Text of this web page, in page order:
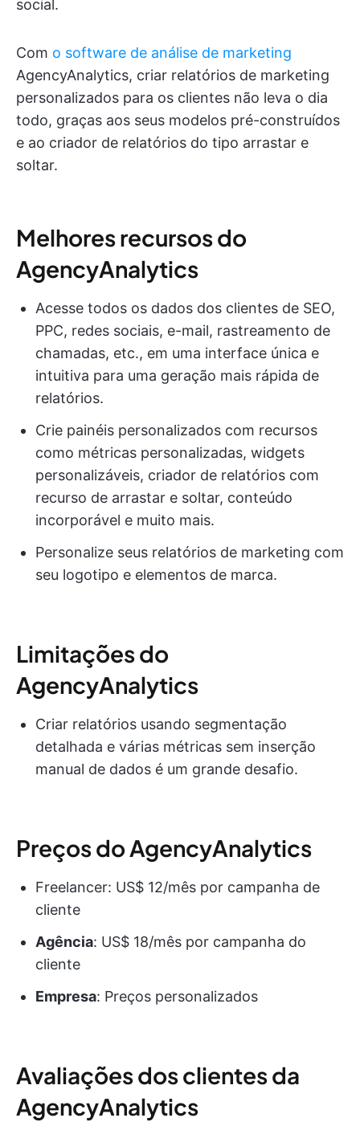
social.
Com o software de análise de marketing
AgencyAnalytics, criar relatórios de marketing
personalizados para os clientes não leva o dia
todo, graças aos seus modelos pré-construídos
e ao criador de relatórios do tipo arrastar e
soltar.
Melhores recursos do
AgencyAnalytics
Acesse todos os dados dos clientes de SEO,
PPC, redes sociais, e-mail, rastreamento de
chamadas, etc., em uma interface única e
intuitiva para uma geração mais rápida de
relatórios.
Crie painéis personalizados com recursos
como métricas personalizadas, widgets
personalizáveis, criador de relatórios com
recurso de arrastar e soltar, conteúdo
incorporável e muito mais.
Personalize seus relatórios de marketing com
seu logotipo e elementos de marca.
Limitações do
AgencyAnalytics
Criar relatórios usando segmentação
detalhada e várias métricas sem inserção
manual de dados é um grande desafio.
Preços do AgencyAnalytics
Freelancer: US$ 12/mês por campanha de
cliente
Agência: US$ 18/mês por campanha do
cliente
Empresa: Preços personalizados
Avaliações dos clientes da
AgencyAnalytics